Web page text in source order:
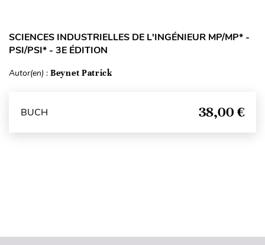
SCIENCES INDUSTRIELLES DE L'INGÉNIEUR MP/MP* -
PSI/PSI* - 3E ÉDITION
Autor(en) : Beynet Patrick
BUCH 38,00 €